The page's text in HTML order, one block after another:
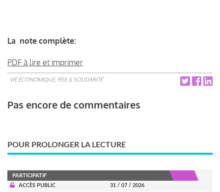
La note complète:
PDF à lire et imprimer
VIE ÉCONOMIQUE, RSE & SOLIDARITÉ
Pas encore de commentaires
POUR PROLONGER LA LECTURE
PARTICIPATIF
ACCÈS PUBLIC
31 / 07 / 2026